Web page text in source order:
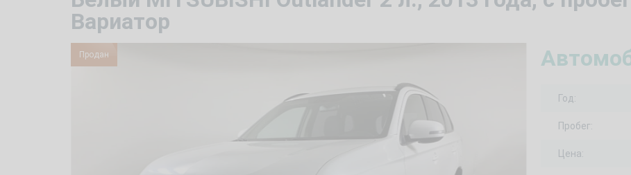
Вариатор
Продан
Год:
Пробег:
Цена: